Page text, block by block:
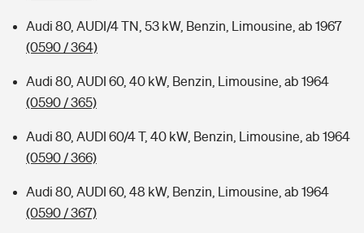
Audi 80, AUDI/4 TN, 53 kW, Benzin, Limousine, ab 1967
(0590 / 364)
Audi 80, AUDI 60, 40 kW, Benzin, Limousine, ab 1964
(0590 / 365)
Audi 80, AUDI 60/4 T, 40 kW, Benzin, Limousine, ab 1964
(0590 / 366)
Audi 80, AUDI 60, 48 kW, Benzin, Limousine, ab 1964
(0590 / 367)